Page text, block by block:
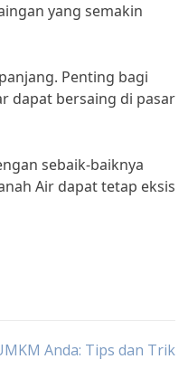
yang semakin
Penting bagi
dapat bersaing di pasar
sebaik-baiknya
Air dapat tetap eksis
Anda: Tips dan Trik